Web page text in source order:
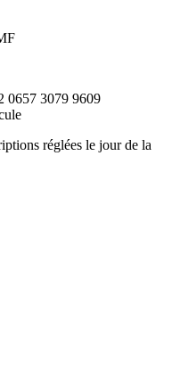
0657 3079 9609
réglées le jour de la